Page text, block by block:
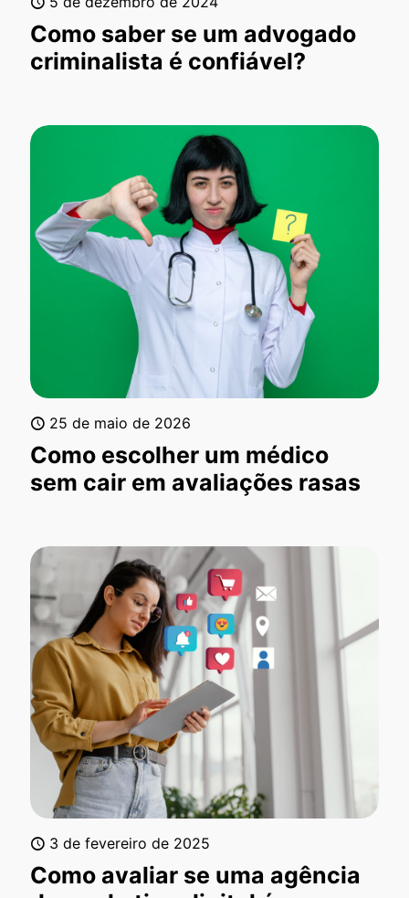
Como saber se um advogado
criminalista é confiável?
25 de maio de 2026
Como escolher um médico
sem cair em avaliações rasas
3 de fevereiro de 2025
Como avaliar se uma agência